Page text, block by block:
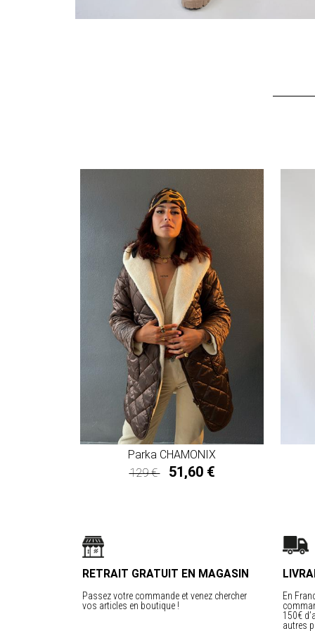
Parka CHAMONIX
129 €
51,60 €
RETRAIT GRATUIT EN MAGASIN
Passez votre commande et venez chercher
vos articles en boutique !
En
150€
autres